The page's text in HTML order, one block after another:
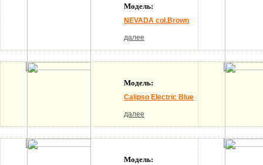
Модель:
NEVADA col.Brown
далее
Модель:
Calipso Electric Blue
далее
Модель: